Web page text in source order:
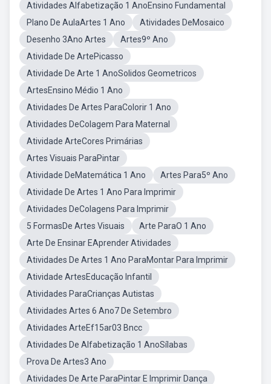
Atividades Alfabetização 1 AnoEnsino Fundamental
Plano De AulaArtes 1 Ano
Atividades DeMosaico
Desenho 3Ano Artes
Artes9º Ano
Atividade De ArtePicasso
Atividade De Arte 1 AnoSolidos Geometricos
ArtesEnsino Médio 1 Ano
Atividades De Artes ParaColorir 1 Ano
Atividades DeColagem Para Maternal
Atividade ArteCores Primárias
Artes Visuais ParaPintar
Atividade DeMatemática 1 Ano
Artes Para5º Ano
Atividade De Artes 1 Ano Para Imprimir
Atividades DeColagens Para Imprimir
5 FormasDe Artes Visuais
Arte ParaO 1 Ano
Arte De Ensinar EAprender Atividades
Atividades De Artes 1 Ano ParaMontar Para Imprimir
Atividade ArtesEducação Infantil
Atividades ParaCrianças Autistas
Atividades Artes 6 Ano7 De Setembro
Atividades ArteEf15ar03 Bncc
Atividades De Alfabetização 1 AnoSílabas
Prova De Artes3 Ano
Atividades De Arte ParaPintar E Imprimir Dança